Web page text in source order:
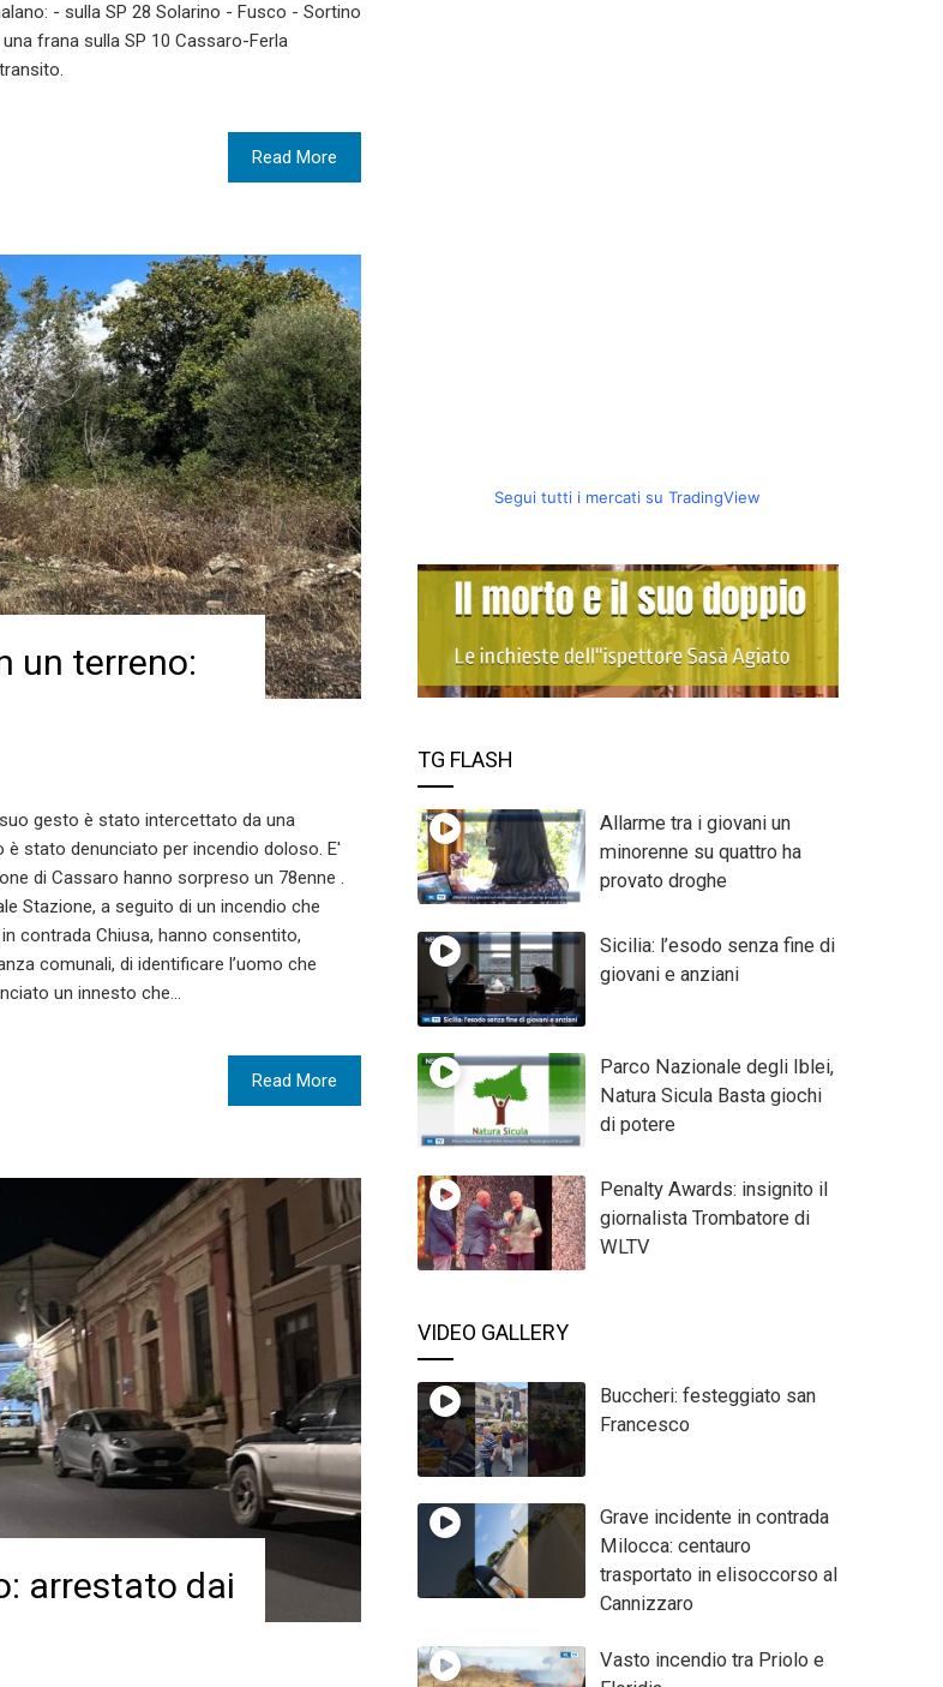
- sulla SP 28 Solarino - Fusco - Sortino
frana sulla SP 10 Cassaro-Ferla
Read More
un terreno:
gesto è stato intercettato da una
stato denunciato per incendio doloso. E'
di Cassaro hanno sorpreso un 78enne .
Stazione, a seguito di un incendio che
contrada Chiusa, hanno consentito,
comunali, di identificare l’uomo che
un innesto che…
Read More
arrestato dai
Segui tutti i mercati su TradingView
TG FLASH
Allarme tra i giovani un
minorenne su quattro ha
provato droghe
Sicilia: l’esodo senza fine di
giovani e anziani
Parco Nazionale degli Iblei,
Natura Sicula Basta giochi
di potere
Penalty Awards: insignito il
giornalista Trombatore di
WLTV
VIDEO GALLERY
Buccheri: festeggiato san
Francesco
Grave incidente in contrada
Milocca: centauro
trasportato in elisoccorso al
Cannizzaro
Vasto incendio tra Priolo e